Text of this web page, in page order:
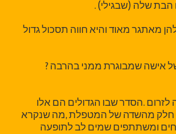
הבת שלה (שבגילי) .
מאתגר מאוד והיא חווה תסכול גדול
אישה שמבוגרת ממני בהרבה ?
.הסדר שבו הגדולים הם אלו
חלק מהשדה של המטפלת ,מה שנקרא
ומשתתפים שמים לב לתופעה